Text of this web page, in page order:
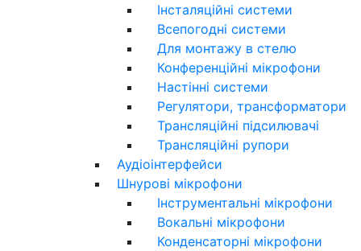
Інсталяційні системи
Всепогодні системи
Для монтажу в стелю
Конференційні мікрофони
Настінні системи
Регулятори, трансформатори
Трансляційні підсилювачі
Трансляційні рупори
Аудіоінтерфейси
Шнурові мікрофони
Інструментальні мікрофони
Вокальні мікрофони
Конденсаторні мікрофони